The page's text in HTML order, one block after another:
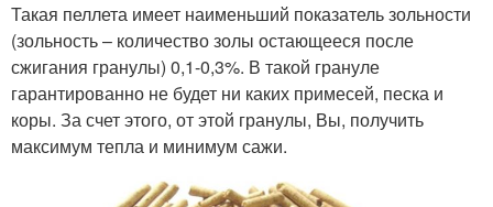
Такая пеллета имеет наименьший показатель зольности
(зольность – количество золы остающееся после
сжигания гранулы) 0,1-0,3%. В такой грануле
гарантированно не будет ни каких примесей, песка и
коры. За счет этого, от этой гранулы, Вы, получить
максимум тепла и минимум сажи.